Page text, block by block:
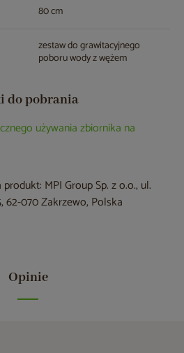
80 cm
zestaw do grawitacyjnego
poboru wody z wężem
do pobrania
używania zbiornika na
MPI Group Sp. z o.o., ul.
62-070 Zakrzewo, Polska
Opinie